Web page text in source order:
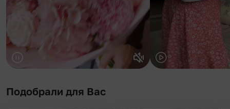
Подобрали для Вас